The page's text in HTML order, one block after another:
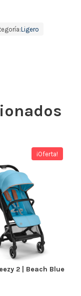
Ligero
¡Oferta!
2 | Beach Blue